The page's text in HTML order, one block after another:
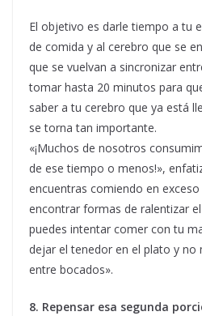
El objetivo es darle tiempo a tu
de comida y al cerebro que se
que se vuelvan a sincronizar
tomar hasta 20 minutos para
saber a tu cerebro que ya está
se torna tan importante.
«¡Muchos de nosotros
de ese tiempo o menos!»,
encuentras comiendo en
encontrar formas de ralentizar
puedes intentar comer con tu
dejar el tenedor en el plato y no
entre bocados».
8. Repensar esa segunda